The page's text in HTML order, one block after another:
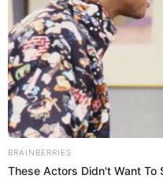
INSN: Médicos harán
cocleares a niños de 5
Son más de 7 mil menores
que se atienden en el centro
Actualidad El Popular